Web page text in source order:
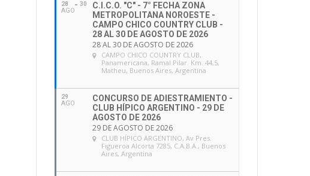
28
AGO
30
C.I.C.O. "C" - 7° FECHA ZONA
METROPOLITANA NOROESTE -
CAMPO CHICO COUNTRY CLUB -
28 AL 30 DE AGOSTO DE 2026
28 AL 30 DE AGOSTO DE 2026
CAMPO CHICO COUNTRY CLUB,
Panamericana, Ramal Pilar. Km. 44,5,
Matheu, Buenos Aires, Argentina
29
AGO
CONCURSO DE ADIESTRAMIENTO -
CLUB HÍPICO ARGENTINO - 29 DE
AGOSTO DE 2026
29 DE AGOSTO DE 2026
CLUB HÍPICO ARGENTINO, Av Pres.
Figueroa Alcorta 7285, C.A.B.A., Buenos
Aires, Argentina